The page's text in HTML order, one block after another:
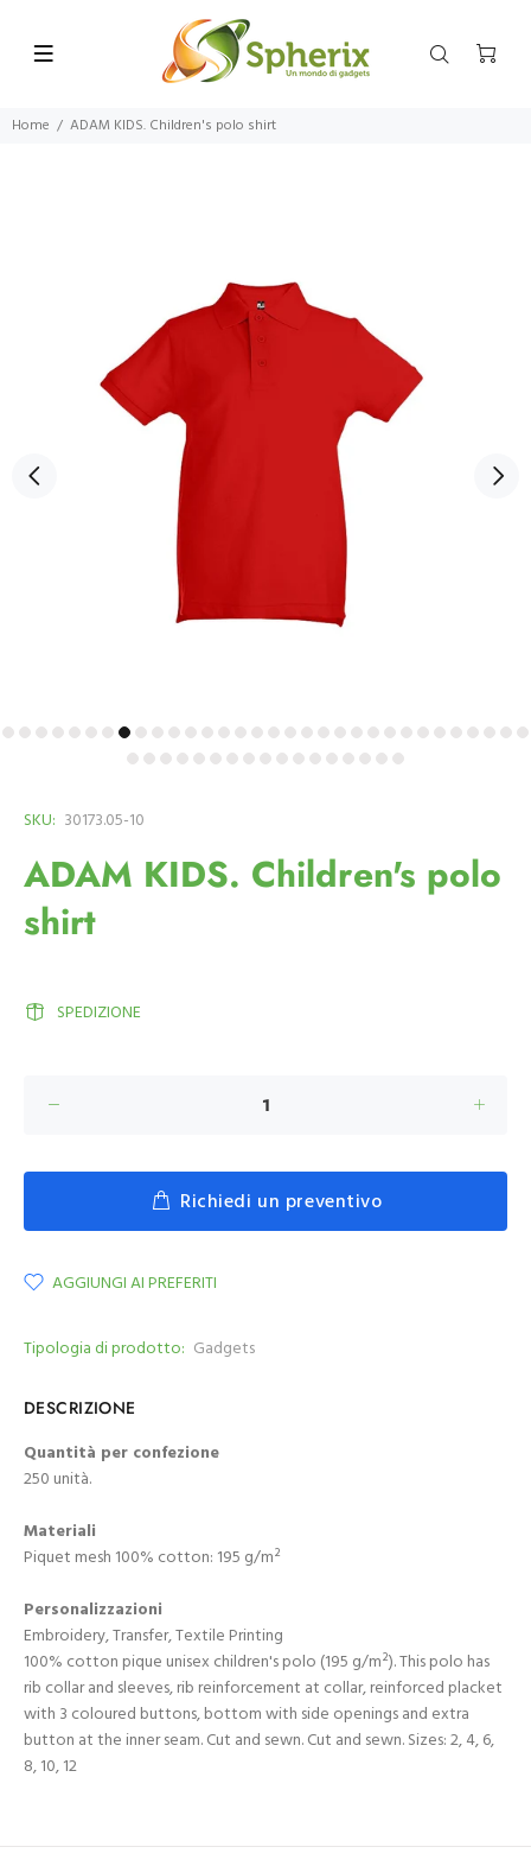
Home ADAM KIDS. Children's polo shirt
SKU: 30173.05-10
ADAM KIDS. Children's polo
shirt
SPEDIZIONE
Richiedi un preventivo
AGGIUNGI AI PREFERITI
Tipologia di prodotto: Gadgets
DESCRIZIONE
Quantità per confezione
250 unità.
Materiali
Piquet mesh 100% cotton: 195 g/m²
Personalizzazioni
Embroidery, Transfer, Textile Printing
100% cotton pique unisex children's polo (195 g/m²). This polo has
rib collar and sleeves, rib reinforcement at collar, reinforced placket
with 3 coloured buttons, bottom with side openings and extra
button at the inner seam. Cut and sewn. Cut and sewn. Sizes: 2, 4, 6,
8, 10, 12